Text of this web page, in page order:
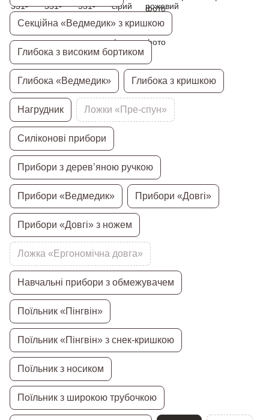
Секційна «Ведмедик» з кришкою
Глибока з високим бортиком
Глибока «Ведмедик» Глибока з кришкою
Нагрудник Ложки «Пре-спун»
Силіконові прибори
Прибори з дерев’яною ручкою
Прибори «Ведмедик» Прибори «Довгі»
Прибори «Довгі» з ножем
Ложка «Ергономічна довга»
Навчальні прибори з обмежувачем
Поїльник «Пінгвін»
Поїльник «Пінгвін» з снек-кришкою
Поїльник з носиком
Поїльник з широкою трубочкою